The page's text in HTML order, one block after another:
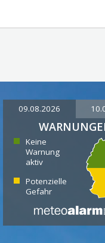
09.08.2026
Keine
Warnung
aktiv
Potenzielle
Gefahr